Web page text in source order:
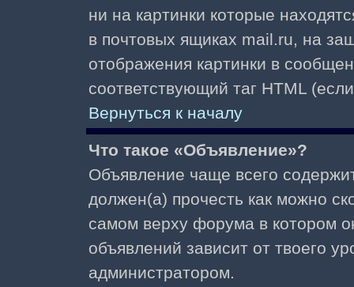
ни на картинки которые
в почтовых ящиках mail.ru, на
отображения картинки в
соответствующий таг HTML
Вернуться к началу
Что такое «Объявление»?
Объявление чаще всего
должен(а) прочесть как можно
самом верху форума в котором
объявлений зависит от твоего
администратором.